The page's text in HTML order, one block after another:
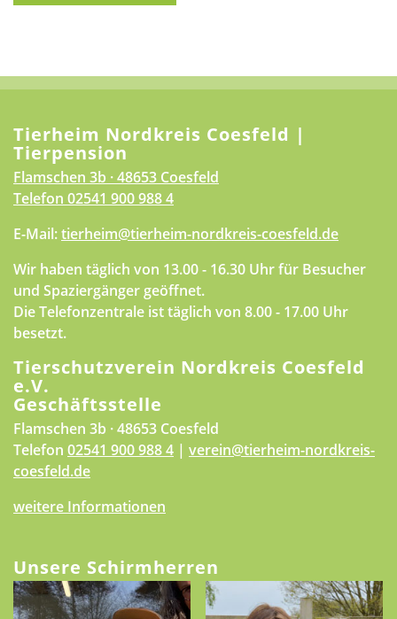
Tierheim Nordkreis Coesfeld |
Tierpension
Flamschen 3b · 48653 Coesfeld
Telefon 02541 900 988 4
E-Mail:tierheim@tierheim-nordkreis-coesfeld.de
Wir haben täglich von 13.00 - 16.30 Uhr für Besucher
und Spaziergänger geöffnet.
Die Telefonzentrale ist täglich von 8.00 - 17.00 Uhr
besetzt.
Tierschutzverein Nordkreis Coesfeld
e.V.
Geschäftsstelle
Flamschen 3b · 48653 Coesfeld
Telefon 02541 900 988 4 | verein@tierheim-nordkreis-
coesfeld.de
weitere Informationen
Unsere Schirmherren